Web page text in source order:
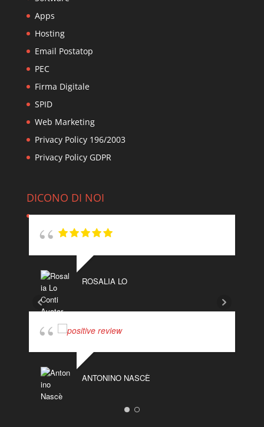
Apps
Hosting
Email Postatop
PEC
Firma Digitale
SPID
Web Marketing
Privacy Policy 196/2003
Privacy Policy GDPR
DICONO DI NOI
ROSALIA LO
ANTONINO NASCÈ